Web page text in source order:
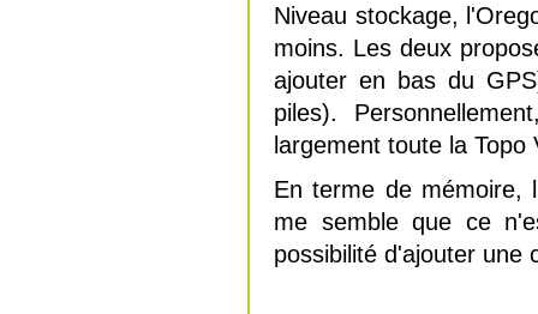
Niveau stockage,
moins. Les deux
ajouter en bas du
piles).
largement toute la Topo
En terme de mémoire,
me semble que ce
possibilité d'ajouter une